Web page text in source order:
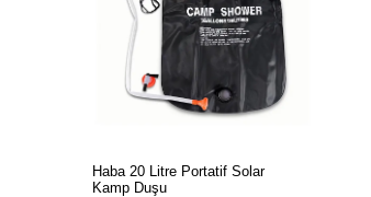
Haba 20 Litre Portatif Solar
Kamp Duşu